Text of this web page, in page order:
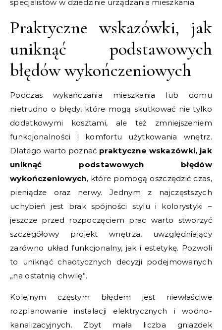
specjalistów w dziedzinie urządzania mieszkania.
Praktyczne wskazówki, jak
uniknąć podstawowych
błędów wykończeniowych
Podczas wykańczania mieszkania lub domu
nietrudno o błędy, które mogą skutkować nie tylko
dodatkowymi kosztami, ale też zmniejszeniem
funkcjonalności i komfortu użytkowania wnętrz.
Dlatego warto poznać praktyczne wskazówki, jak
uniknąć podstawowych błędów
wykończeniowych, które pomogą oszczędzić czas,
pieniądze oraz nerwy. Jednym z najczęstszych
uchybień jest brak spójności stylu i kolorystyki –
jeszcze przed rozpoczęciem prac warto stworzyć
szczegółowy projekt wnętrza, uwzględniający
zarówno układ funkcjonalny, jak i estetykę. Pozwoli
to uniknąć chaotycznych decyzji podejmowanych
„na ostatnią chwilę”.
Kolejnym częstym błędem jest niewłaściwe
rozplanowanie instalacji elektrycznych i wodno-
kanalizacyjnych. Zbyt mała liczba gniazdek